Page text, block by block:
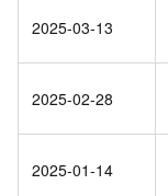
2025-03-13
2025-02-28
2025-01-14